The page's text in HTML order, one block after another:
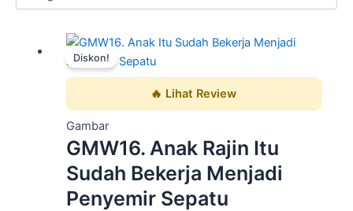
🔥 Lihat Review
Diskon!
Gambar
GMW16. Anak Rajin Itu
Sudah Bekerja Menjadi
Penyemir Sepatu
Harga
aslinya
adalah:
Rp50.000.
Harga
ini
adalah: